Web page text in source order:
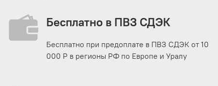
Бесплатно в ПВЗ СДЭК
Бесплатно при предоплате в ПВЗ СДЭК от 10
000 Р в регионы РФ по Европе и Уралу